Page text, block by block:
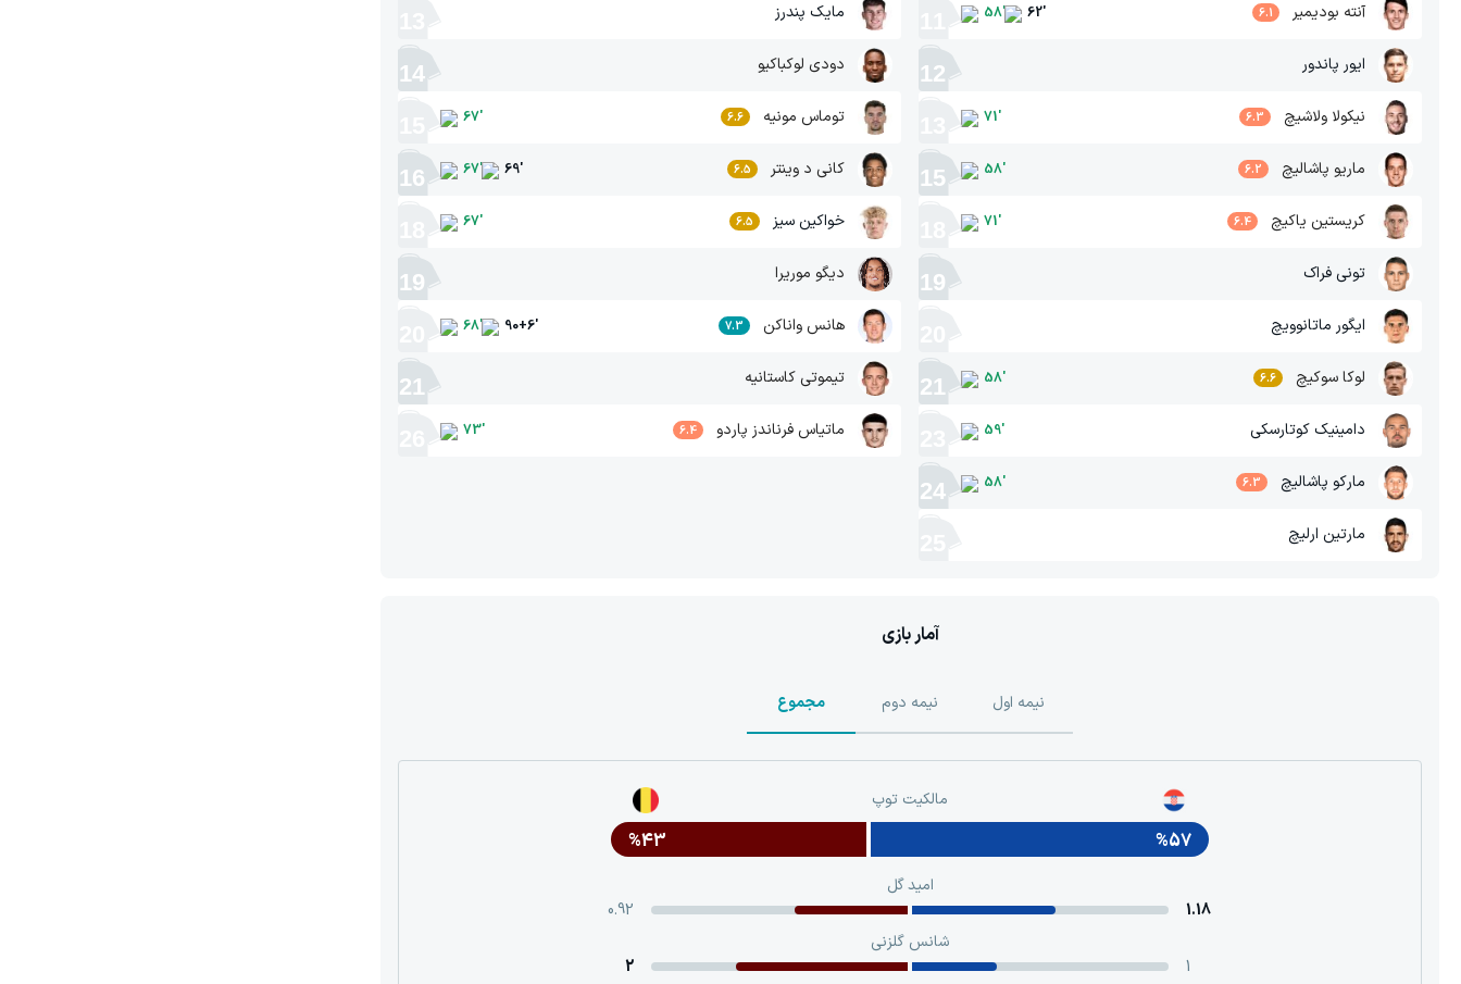
آنته بودیمیر 6.1
58' 62'
ایور پاندور 12
نیکولا ولاشیچ 6.3
71'
ماریو پاشالیچ 6.2
58'
15
کریستین یاکیچ 6.4
71'
تونی فراک 19
ایگور ماتانوویچ
لوکا سوکیچ 6.6
58'
21
دامینیک کوتارسکی 59'
مارکو پاشالیچ 6.3
58'
24
مارتین ارلیچ
مایک پندرز
دودی لوکباکیو 14
توماس مونیه 6.6
67'
کانی د وینتر 6.5
67' 69'
16
خواکین سیز 6.5
67'
دیگو موریرا 19
هانس واناکن 7.3
68' 90+6'
تیموتی کاستانیه 21
ماتیاس فرناندز پاردو 6.4
73'
آمار بازی
نیمه اول نیمه دوم مجموع
مالکیت توپ
%57
%43
امید گل
1.18
0.92
شانس گلزنی
1
2